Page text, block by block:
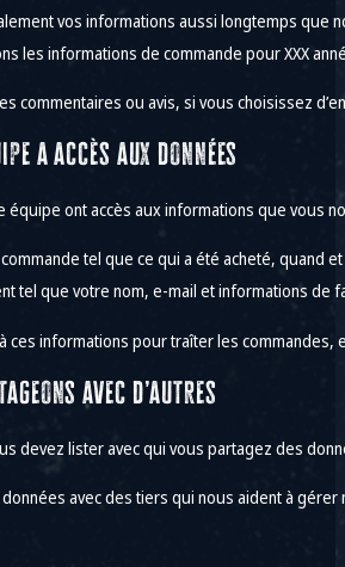
vos informations aussi longtemps que
les informations de commande pour XXX
commentaires ou avis, si vous choisissez
a accès aux données
équipe ont accès aux informations que vous
tel que ce qui a été acheté, quand
tel que votre nom, e-mail et informations de
ces informations pour traîter les
avec d’autres
devez lister avec qui vous partagez des
avec des tiers qui nous aident à